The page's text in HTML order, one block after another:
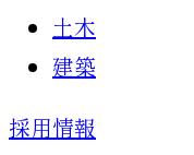
土木
建築
採用情報